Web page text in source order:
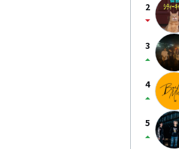
2
arrow_drop_down
3
arrow_drop_up
4
arrow_drop_up
5
arrow_drop_up